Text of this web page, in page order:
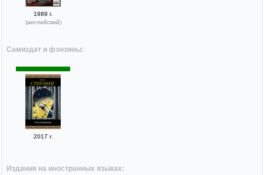
1989 г.
(английский)
Самиздат и фэнзины:
2017 г.
Издания на иностранных языках: